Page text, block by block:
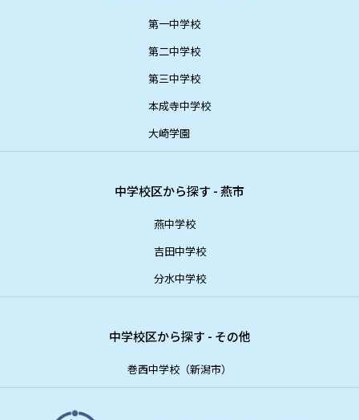
第一中学校
第二中学校
第三中学校
本成寺中学校
大崎学園
中学校区から探す - 燕市
燕中学校
吉田中学校
分水中学校
中学校区から探す - その他
巻西中学校（新潟市）